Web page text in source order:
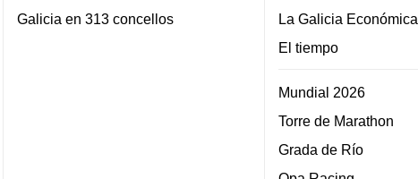
Galicia en 313 concellos
La Galicia Económica
El tiempo
Mundial 2026
Torre de Marathon
Grada de Río